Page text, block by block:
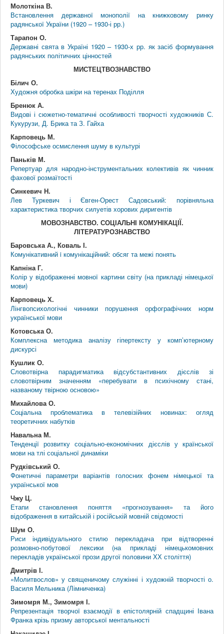
Молоткіна В.
Встановлення державної монополії на книжковому ринку
радянської України (1920 – 1930-і рр.)
Тарапон О.
Державні свята в Україні 1920 – 1930-х рр. як засіб формування
радянських політичних цінностей
МИСТЕЦТВОЗНАВСТВО
Білич О.
Художня обробка шкіри на теренах Поділля
Бренюк А.
Видові і сюжетно-тематичні особливості творчості художників С.
Кукурузи, Д. Брика та З. Гайха
Карповець М.
Філософське осмислення шуму в культурі
Паньків М.
Репертуар для народно-інструментальних колективів як чинник
фахової розмаїтості
Синкевич Н.
Лев Туркевич і Євген-Орест Садовський: порівняльна
характеристика творчих силуетів хорових диригентів
МОВОЗНАВСТВО. СОЦІАЛЬНІ КОМУНІКАЦІЇ.
ЛІТЕРАТУРОЗНАВСТВО
Баровська А., Коваль І.
Комунікативний i комунікаційний: обсяг та межі понять
Капніна Г.
Колір у відображенні мовної картини світу (на прикладі німецької
мови)
Карповець Х.
Лінгвопсихологічні чинники порушення орфографічних норм
української мови
Котовська О.
Комплексна методика аналізу гіпертексту у комп’ютерному
дискурсі
Кушлик О.
Словотвірна парадигматика відсубстантивних дієслів зі
словотвірним значенням «перебувати в психічному стані,
названому твірною основою»
Михайлова О.
Соціальна проблематика в телевізійних новинах: огляд
теоретичних набутків
Навальна М.
Тенденції розвитку соціально-економічних дієслів у країнської
мови на тлі соціальної динаміки
Рудківський О.
Фонетичні параметри варіантів голосних фонем німецької та
української мов
Чжу Ц.
Етапи становлення поняття «прогнозування» та його
відображення в китайській і російській мовній свідомості
Шум О.
Риси індивідуального стилю перекладача при відтворенні
розмовно-побутової лексики (на прикладі німецькомовних
перекладів української прози другої половини ХХ століття)
Дмитрів І.
«Молитвослов» у священичому служінні і художній творчості о.
Василя Мельника (Лімниченка)
Зимомря М., Зимомря І.
Репрезентація творчої взаємодії в епістолярній спадщині Івана
Франка крізь призму авторської ментальності